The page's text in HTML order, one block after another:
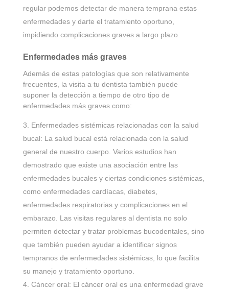
regular podemos detectar de manera temprana estas
enfermedades y darte el tratamiento oportuno,
impidiendo complicaciones graves a largo plazo.
Enfermedades más graves
Además de estas patologías que son relativamente
frecuentes, la visita a tu dentista también puede
suponer la detección a tiempo de otro tipo de
enfermedades más graves como:
Enfermedades sistémicas relacionadas con la salud
bucal: La salud bucal está relacionada con la salud
general de nuestro cuerpo. Varios estudios han
demostrado que existe una asociación entre las
enfermedades bucales y ciertas condiciones sistémicas,
como enfermedades cardíacas, diabetes,
enfermedades respiratorias y complicaciones en el
embarazo. Las visitas regulares al dentista no solo
permiten detectar y tratar problemas bucodentales, sino
que también pueden ayudar a identificar signos
tempranos de enfermedades sistémicas, lo que facilita
su manejo y tratamiento oportuno.
Cáncer oral: El cáncer oral es una enfermedad grave